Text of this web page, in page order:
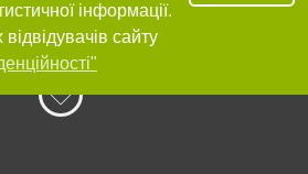
інформації.
сайту